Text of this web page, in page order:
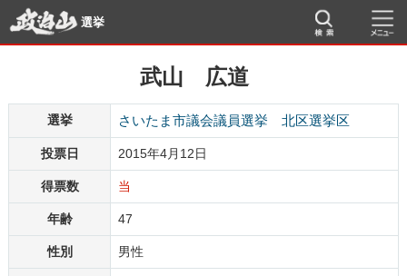
選挙
武山 広道
選挙 さいたま市議会議員選挙 北区選挙区
投票日 2015年4月12日
得票数 当
年齢 47
性別 男性